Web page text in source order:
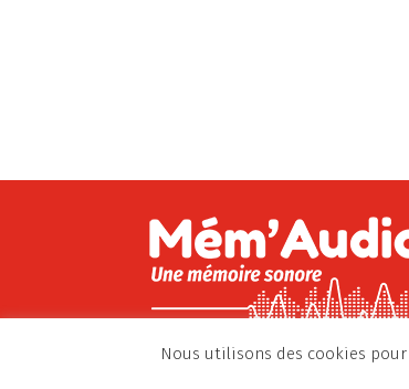
Nous utilisons des cookies